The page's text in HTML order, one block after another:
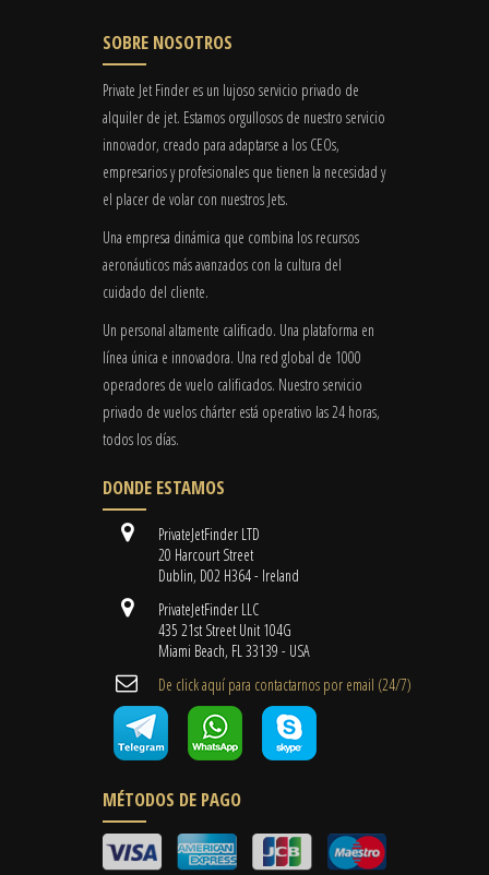
SOBRE NOSOTROS
Private Jet Finder es un lujoso servicio privado de
alquiler de jet. Estamos orgullosos de nuestro servicio
innovador, creado para adaptarse a los CEOs,
empresarios y profesionales que tienen la necesidad y
el placer de volar con nuestros Jets.
Una empresa dinámica que combina los recursos
aeronáuticos más avanzados con la cultura del
cuidado del cliente.
Un personal altamente calificado. Una plataforma en
línea única e innovadora. Una red global de 1000
operadores de vuelo calificados. Nuestro servicio
privado de vuelos chárter está operativo las 24 horas,
todos los días.
DONDE ESTAMOS
PrivateJetFinder LTD
20 Harcourt Street
Dublin, D02 H364 - Ireland
PrivateJetFinder LLC
435 21st Street Unit 104G
Miami Beach, FL 33139 - USA
De click aquí para contactarnos por email ​(24/7)
MÉTODOS DE PAGO